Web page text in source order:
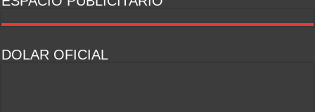
DOLAR OFICIAL